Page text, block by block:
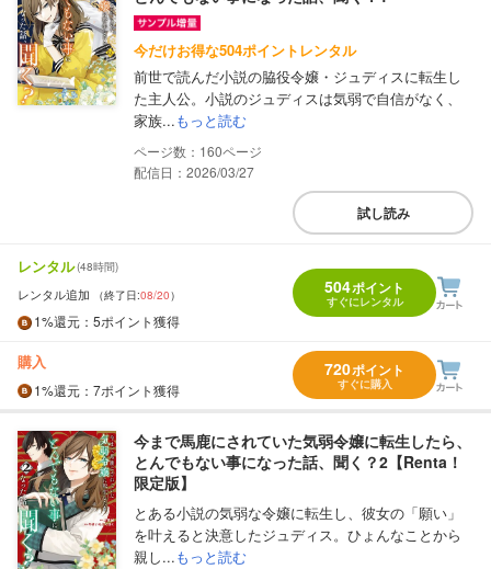
今だけお得な504ポイントレンタル
前世で読んだ小説の脇役令嬢・ジュディスに転生し
た主人公。小説のジュディスは気弱で自信がなく、
家族...もっと読む
160
配信日：2026/03/27
試し読み
レンタル(48時間)
レンタル追加 （終了日:08/20）
1%還元 ：5ポイント獲得
504ポイント
すぐにレンタル
購入
1%還元 ：7ポイント獲得
720ポイント
すぐに購入
今まで馬鹿にされていた気弱令嬢に転生したら、
とんでもない事になった話、聞く？2【Renta！
限定版】
とある小説の気弱な令嬢に転生し、彼女の「願い」
を叶えると決意したジュディス。ひょんなことから
親し...もっと読む